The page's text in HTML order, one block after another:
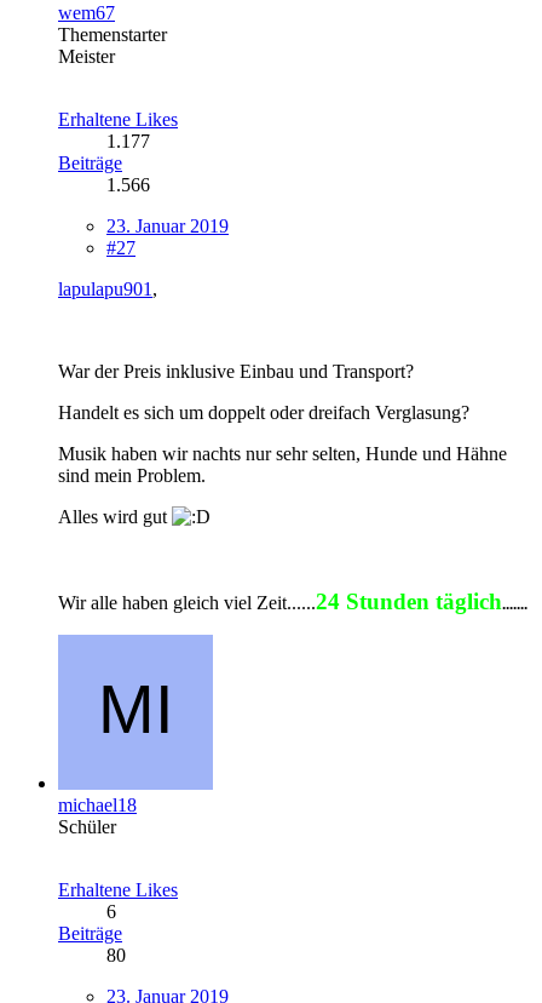
wem67
Themenstarter
Meister
Erhaltene Likes
1.177
Beiträge
1.566
23. Januar 2019
#27
lapulapu901 ,
War der Preis inklusive Einbau und Transport?
Handelt es sich um doppelt oder dreifach Verglasung?
Musik haben wir nachts nur sehr selten, Hunde und Hähne
sind mein Problem.
Alles wird gut
Wir alle haben gleich viel Zeit......24 Stunden täglich.......
michael18
Schüler
Erhaltene Likes
6
Beiträge
80
23. Januar 2019